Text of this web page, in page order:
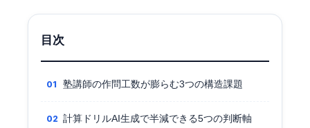
目次
塾講師の作問工数が膨らむ3つの構造課題
計算ドリルAI生成で半減できる5つの判断軸